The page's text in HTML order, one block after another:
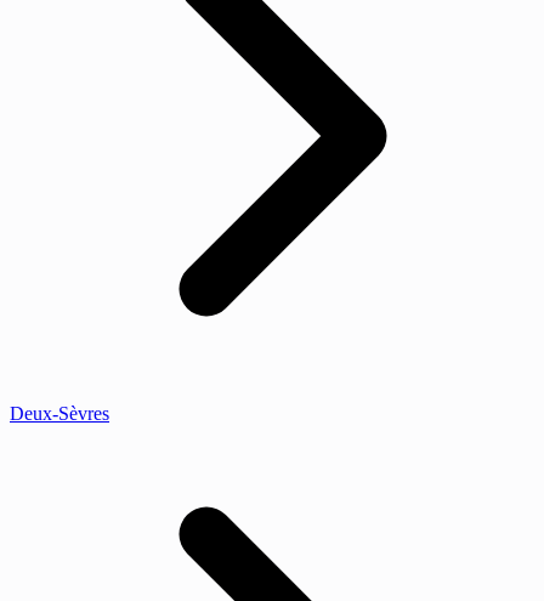
Deux-Sèvres